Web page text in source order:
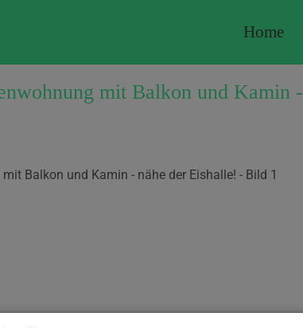
Home
mit Balkon und Kamin -